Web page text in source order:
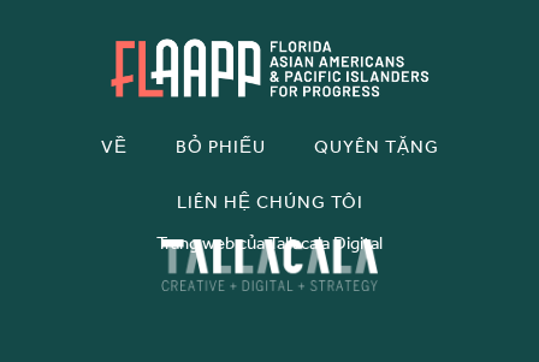
VỀ BỎ PHIẾU QUYÊN TẶNG
LIÊN HỆ CHÚNG TÔI
Trang web của Tallacala Digital